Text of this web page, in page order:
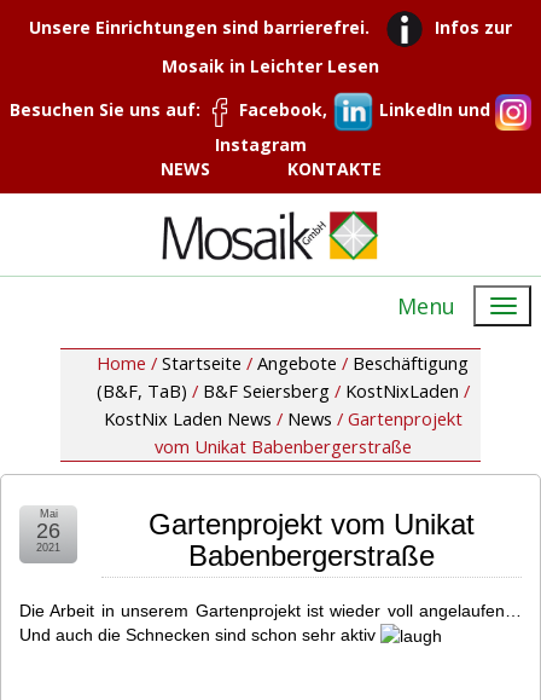
Unsere Einrichtungen sind barrierefrei.
Infos zur
Mosaik in Leichter Lesen
Besuchen Sie uns auf:
Facebook,
LinkedIn und
Instagram
NEWS
KONTAKTE
Menu
Home / Startseite / Angebote / Beschäftigung
(B&F, TaB) / B&F Seiersberg / KostNixLaden /
KostNix Laden News / News / Gartenprojekt
vom Unikat Babenbergerstraße
Gartenprojekt vom Unikat
Babenbergerstraße
Mai
26
2021
Die Arbeit in unserem Gartenprojekt ist wieder voll angelaufen…
Und auch die Schnecken sind schon sehr aktiv